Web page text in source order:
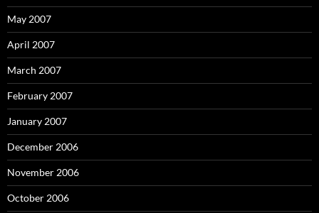
May 2007
April 2007
March 2007
February 2007
January 2007
December 2006
November 2006
October 2006